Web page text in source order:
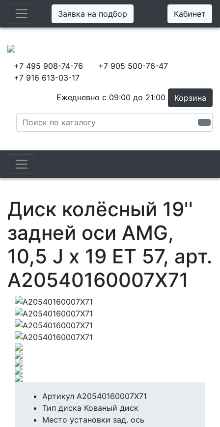
Заявка на подбор Кабинет
+7 495 908-74-76
+7 905 500-76-47
+7 916 613-03-17
Ежедневно с 09:00 до 21:00
Корзина
Диск колёсный 19''
задней оси AMG,
10,5 J x 19 ET 57, арт.
A20540160007X71
Артикул A20540160007X71
Тип диска Кованый диск
Место установки зад. ось